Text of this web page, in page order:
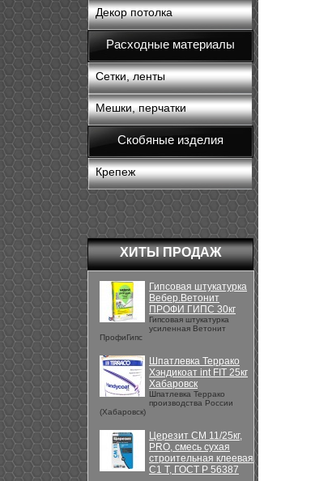
Декор потолка
Расходные материалы
Сетки, ленты
Мешки, перчатки
Скобяные изделия
Крепеж
ХИТЫ ПРОДАЖ
Гипсовая штукатурка
Вебер.Ветонит
ПРОФИ ГИПС 30кг
Гипсовая штукатурка
усиленная Ветонит
ПрофиГипс
Шпатлевка Террако
Хэндикоат int FIT 25кг
Хабаровск
Шпатлевка Террако
производства России
(Хабаровск)
Церезит CM 11/25кг,
PRO, смесь сухая
строительная клеевая
C1 T, ГОСТ Р 56387